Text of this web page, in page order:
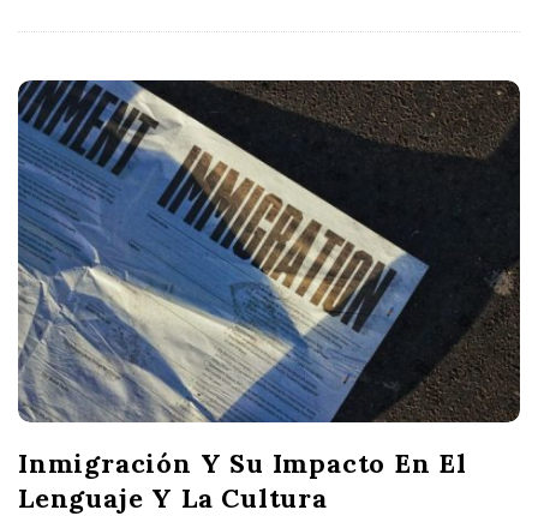
Inmigración Y Su Impacto En El
Lenguaje Y La Cultura